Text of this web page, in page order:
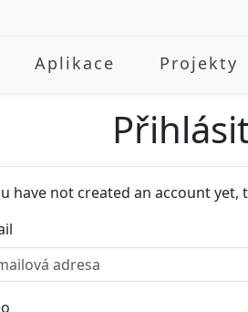
Aplikace Projekty
have not created an account yet,